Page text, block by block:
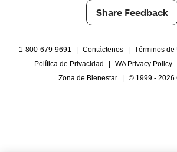
Share Feedback
1-800-679-9691 Contáctenos Términos de
Política de Privacidad
WA Privacy Policy
Zona de Bienestar
© 1999 - 2026